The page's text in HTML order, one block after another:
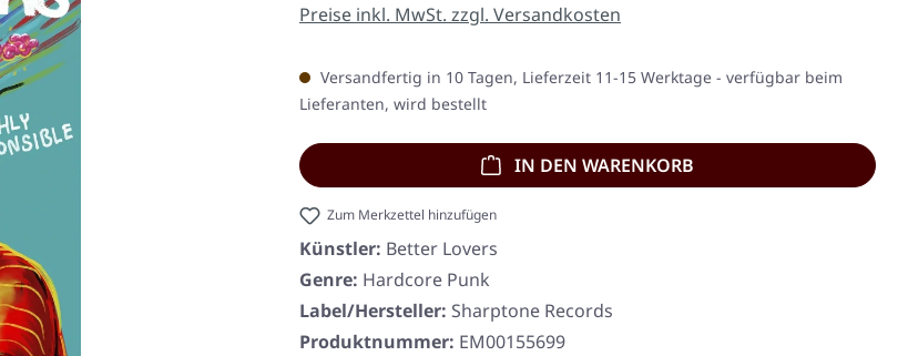
Preise inkl. MwSt. zzgl. Versandkosten
Versandfertig in 10 Tagen, Lieferzeit 11-15 Werktage - verfügbar beim
Lieferanten, wird bestellt
IN DEN WARENKORB
Zum Merkzettel hinzufügen
Künstler: Better Lovers
Genre: Hardcore Punk
Label/Hersteller: Sharptone Records
Produktnummer: EM00155699